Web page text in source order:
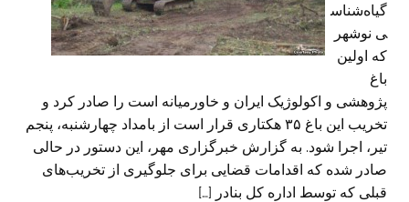
گیاه‌شناس
ی نوشهر
که اولین
باغ
پژوهشی و اکولوژیک ایران و خاورمیانه است را صادر کرد و
تخریب این باغ ۳۵ هکتاری قرار است از بامداد چهارشنبه، پنجم
تیر، اجرا شود. به گزارش خبرگزاری مهر، این دستور در حالی
صادر شده که اقدامات قضایی برای جلوگیری از تخریب‌های
قبلی که توسط اداره کل بنادر […]